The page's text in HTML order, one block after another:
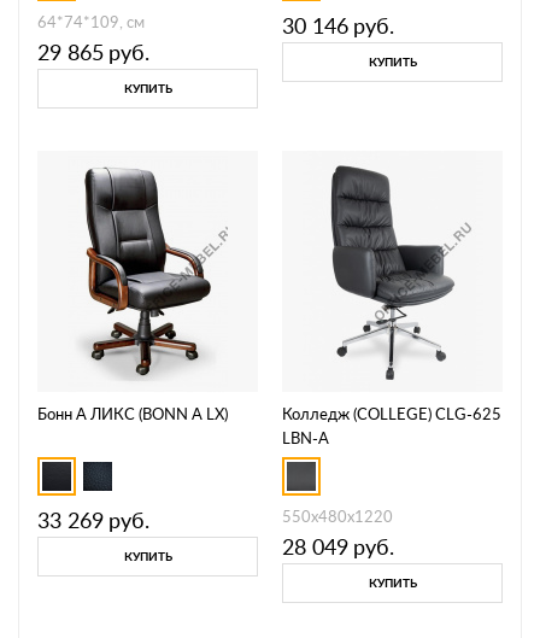
64*74*109, см
29 865 руб.
КУПИТЬ
30 146 руб.
КУПИТЬ
Бонн А ЛИКС (BONN A LX)
33 269 руб.
КУПИТЬ
Колледж (COLLEGE) CLG-625
LBN-A
550x480x1220
28 049 руб.
КУПИТЬ